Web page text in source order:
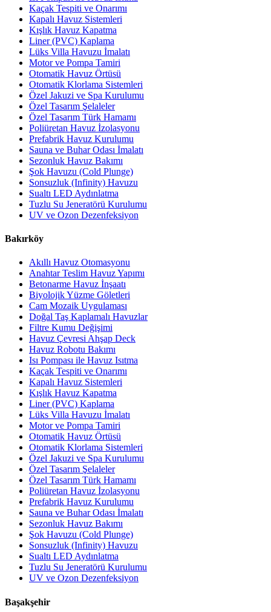
Kaçak Tespiti ve Onarımı
Kapalı Havuz Sistemleri
Kışlık Havuz Kapatma
Liner (PVC) Kaplama
Lüks Villa Havuzu İmalatı
Motor ve Pompa Tamiri
Otomatik Havuz Örtüsü
Otomatik Klorlama Sistemleri
Özel Jakuzi ve Spa Kurulumu
Özel Tasarım Şelaleler
Özel Tasarım Türk Hamamı
Poliüretan Havuz İzolasyonu
Prefabrik Havuz Kurulumu
Sauna ve Buhar Odası İmalatı
Sezonluk Havuz Bakımı
Şok Havuzu (Cold Plunge)
Sonsuzluk (Infinity) Havuzu
Sualtı LED Aydınlatma
Tuzlu Su Jeneratörü Kurulumu
UV ve Ozon Dezenfeksiyon
Bakırköy
Akıllı Havuz Otomasyonu
Anahtar Teslim Havuz Yapımı
Betonarme Havuz İnşaatı
Biyolojik Yüzme Göletleri
Cam Mozaik Uygulaması
Doğal Taş Kaplamalı Havuzlar
Filtre Kumu Değişimi
Havuz Çevresi Ahşap Deck
Havuz Robotu Bakımı
Isı Pompası ile Havuz Isıtma
Kaçak Tespiti ve Onarımı
Kapalı Havuz Sistemleri
Kışlık Havuz Kapatma
Liner (PVC) Kaplama
Lüks Villa Havuzu İmalatı
Motor ve Pompa Tamiri
Otomatik Havuz Örtüsü
Otomatik Klorlama Sistemleri
Özel Jakuzi ve Spa Kurulumu
Özel Tasarım Şelaleler
Özel Tasarım Türk Hamamı
Poliüretan Havuz İzolasyonu
Prefabrik Havuz Kurulumu
Sauna ve Buhar Odası İmalatı
Sezonluk Havuz Bakımı
Şok Havuzu (Cold Plunge)
Sonsuzluk (Infinity) Havuzu
Sualtı LED Aydınlatma
Tuzlu Su Jeneratörü Kurulumu
UV ve Ozon Dezenfeksiyon
Başakşehir